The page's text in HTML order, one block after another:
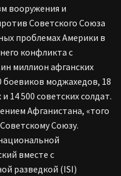
вооружения и
Советского Союза
проблемах Америки в
конфликта с
миллион афганских
боевиков моджахедов, 18
14 500 советских солдат.
Афганистана, «того
Союзу.
вместе с
разведкой (ISI)